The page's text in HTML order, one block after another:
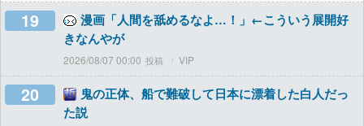
19
漫画「人間を舐めるなよ…！」←こういう展開好
きなんやが
2026/08/07 00:00 VIP
20
鬼の正体、船で難破して日本に漂着した白人だっ
た説